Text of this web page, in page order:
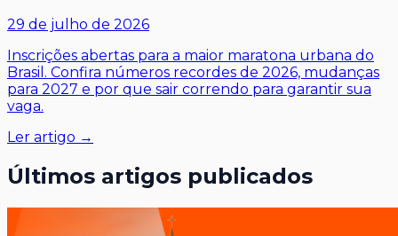
29 de julho de 2026
Inscrições abertas para a maior maratona urbana do
Brasil. Confira números recordes de 2026, mudanças
para 2027 e por que sair correndo para garantir sua
vaga.
Ler artigo →
Últimos artigos publicados